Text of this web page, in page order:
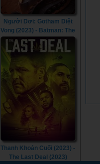
Người Dơi: Gotham Diệt
Vong (2023) - Batman: The
Doom That Came to
Gotham (2023)
Thanh Khoản Cuối (2023) -
The Last Deal (2023)